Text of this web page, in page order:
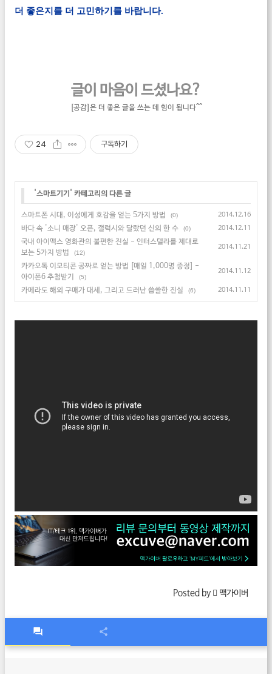
더 좋은지를 더 고민하기를 바랍니다.
글이 마음이 드셨나요?
[공감]은 더 좋은 글을 쓰는 데 힘이 됩니다^^
24 구독하기
'스마트기기 ' 카테고리의 다른 글
스마트폰 시대, 이성에게 호감을 얻는 5가지 방법 (0) 2014.12.16
바다 속 '소니 매장' 오픈, 갤럭시와 달랐던 신의 한 수 (0) 2014.12.11
국내 아이맥스 영화관의 불편한 진실 - 인터스텔라를 제대로
보는 5가지 방법
(12)
2014.11.21
카카오톡 이모티콘 공짜로 얻는 방법 [매일 1,000명 증정] -
아이폰6 추첨받기
(5)
2014.11.12
카메라도 해외 구매가 대세, 그리고 드러난 씁쓸한 진실 (6) 2014.11.11
Posted by  맥가이버